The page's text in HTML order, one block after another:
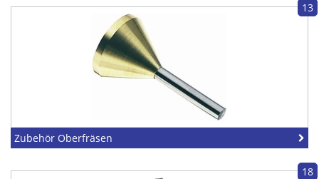
13
Zubehör Oberfräsen
18